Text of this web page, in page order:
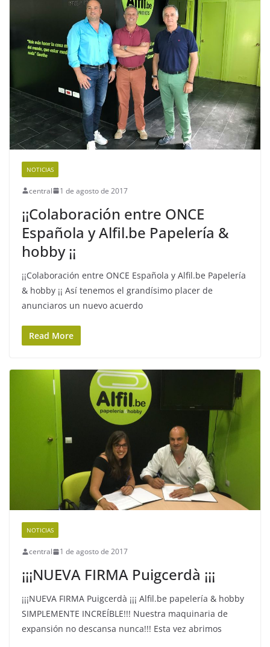
NOTICIAS
central 1 de agosto de 2017
¡¡Colaboración entre ONCE
Española y Alfil.be Papelería &
hobby ¡¡
¡¡Colaboración entre ONCE Española y Alfil.be Papelería
& hobby ¡¡ Así tenemos el grandísimo placer de
anunciaros un nuevo acuerdo
Read More
NOTICIAS
central 1 de agosto de 2017
¡¡¡NUEVA FIRMA Puigcerdà ¡¡¡
¡¡¡NUEVA FIRMA Puigcerdà ¡¡¡ Alfil.be papelería & hobby
SIMPLEMENTE INCREÍBLE!!! Nuestra maquinaria de
expansión no descansa nunca!!! Esta vez abrimos